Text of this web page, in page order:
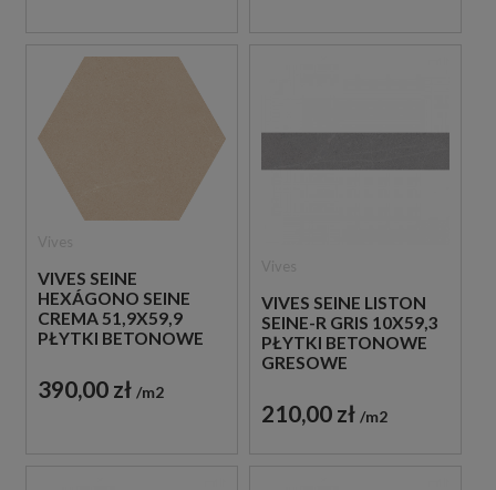
VIVES SEINE
HEXÁGONO SEINE
CREMA 51,9X59,9
PŁYTKI BETONOWE
390,00 zł m2
VIVES SEINE LISTON
SEINE-R GRIS 10X59,3
PŁYTKI BETONOWE
GRESOWE
210,00 zł m2